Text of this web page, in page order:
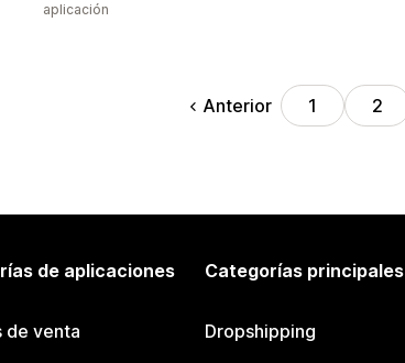
aplicación
Anterior 1 2
de aplicaciones
de venta
Categorías principales
Dropshipping